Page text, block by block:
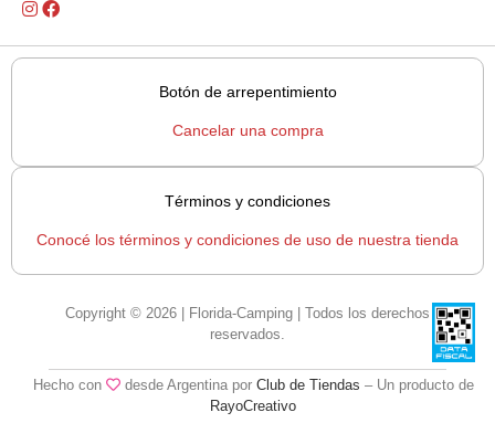
Botón de arrepentimiento
Cancelar una compra
Términos y condiciones
Conocé los términos y condiciones de uso de nuestra tienda
Copyright © 2026 | Florida-Camping | Todos los derechos
reservados.
Hecho con desde Argentina por Club de Tiendas – Un producto de
RayoCreativo